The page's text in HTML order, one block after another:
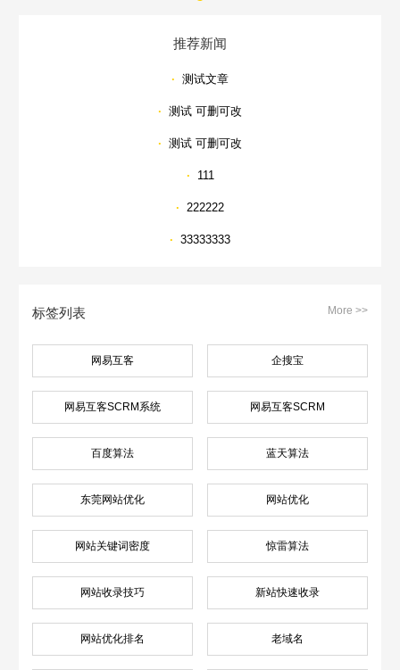
推荐新闻
· 测试文章
· 测试 可删可改
· 测试 可删可改
· 111
· 222222
· 33333333
标签列表 More >>
网易互客 企搜宝
网易互客SCRM系统 网易互客SCRM
百度算法 蓝天算法
东莞网站优化 网站优化
网站关键词密度 惊雷算法
网站收录技巧 新站快速收录
网站优化排名 老域名